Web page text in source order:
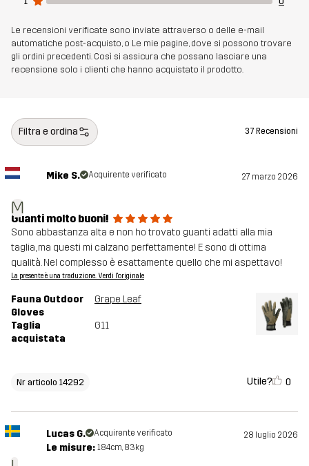
Le recensioni verificate sono inviate attraverso o delle e-mail
automatiche post-acquisto, o Le mie pagine, dove si possono trovare
gli ordini precedenti. Così si assicura che possano lasciare una
recensione solo i clienti che hanno acquistato il prodotto.
Filtra e ordina 37 Recensioni
M
Mike S. Acquirente verificato 27 marzo 2026
Guanti molto buoni!
Sono abbastanza alta e non ho trovato guanti adatti alla mia
taglia, ma questi mi calzano perfettamente! E sono di ottima
qualità. Nel complesso è esattamente quello che mi aspettavo!
La presente è una traduzione. Verdi l'originale
Fauna Outdoor
Gloves
Grape Leaf
Taglia
acquistata
G11
Nr articolo 14292 Utile? 0
Lucas G. Acquirente verificato 28 luglio 2026
Le misure: 184cm, 83kg